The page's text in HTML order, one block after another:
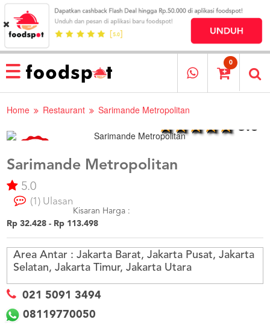
HOME
MENU
RESTAURANT
CARA
OUR
KATA
KATALOG
LOYALTY
PROGRAM
FAQ
ABOUT
US
CATERERS
BLOG
0
Home Restaurant Sarimande Metropolitan
5.0
Sarimande Metropolitan
5.0
(1) Ulasan
Kisaran Harga :
Rp 32.428 - Rp 113.498
Area Antar : Jakarta Barat, Jakarta Pusat, Jakarta
Selatan, Jakarta Timur, Jakarta Utara
021 5091 3494
08119770050